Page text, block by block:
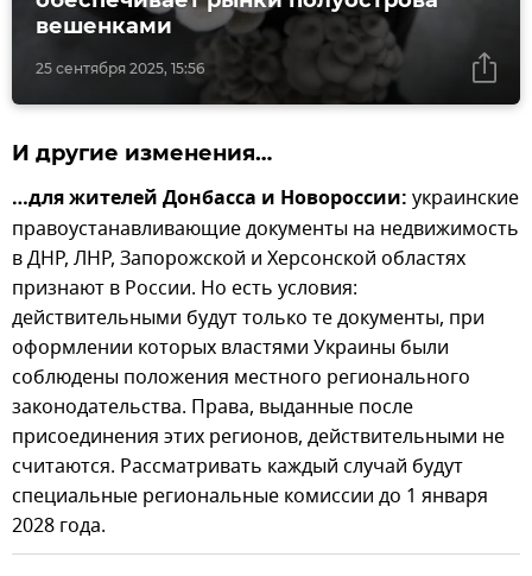
25 сентября 2025, 15:56
вешенками
И другие изменения…
…для жителей Донбасса и Новороссии: украинские
правоустанавливающие документы на недвижимость
в ДНР, ЛНР, Запорожской и Херсонской областях
признают в России. Но есть условия:
действительными будут только те документы, при
оформлении которых властями Украины были
соблюдены положения местного регионального
законодательства. Права, выданные после
присоединения этих регионов, действительными не
считаются. Рассматривать каждый случай будут
специальные региональные комиссии до 1 января
2028 года.